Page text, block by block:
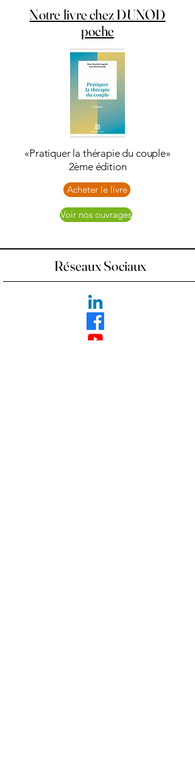
Notre livre chez DUNOD
poche
«Pratiquer la thérapie du couple»
2ème édition
Acheter le livre
Voir nos ouvrages
Réseaux Sociaux